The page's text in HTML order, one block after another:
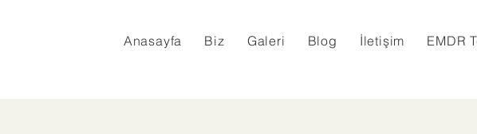
Anasayfa Biz Galeri Blog İletişim EMDR